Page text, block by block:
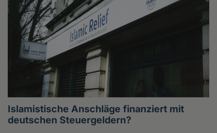
Islamistische Anschläge finanziert mit
deutschen Steuergeldern?